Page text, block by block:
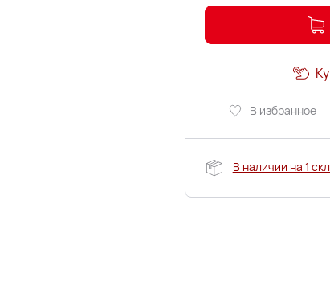
В избранное
В наличии на 1